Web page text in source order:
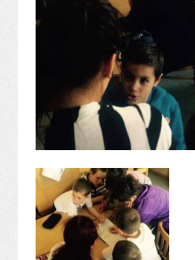
EFOP-3.1.6
Közlekedés biztonsági
TÁMOP 2.2.7.A-13/1
TÁMOP-3.1.4-12/2
Projektbeszámolók
Egészségnap
Informatika Szakkör
Konfliktuskezelés
Mindennapos
Dohányzás-megelőzés
Erdei túra